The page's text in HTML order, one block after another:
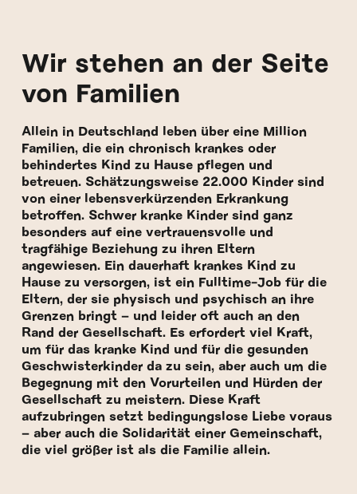
Wir stehen an der Seite
von Familien
Allein in Deutschland leben über eine Million
Familien, die ein chronisch krankes oder
behindertes Kind zu Hause pflegen und
betreuen. Schätzungsweise 22.000 Kinder sind
von einer lebensverkürzenden Erkrankung
betroffen. Schwer kranke Kinder sind ganz
besonders auf eine vertrauensvolle und
tragfähige Beziehung zu ihren Eltern
angewiesen. Ein dauerhaft krankes Kind zu
Hause zu versorgen, ist ein Fulltime-Job für die
Eltern, der sie physisch und psychisch an ihre
Grenzen bringt – und leider oft auch an den
Rand der Gesellschaft. Es erfordert viel Kraft,
um für das kranke Kind und für die gesunden
Geschwisterkinder da zu sein, aber auch um die
Begegnung mit den Vorurteilen und Hürden der
Gesellschaft zu meistern. Diese Kraft
aufzubringen setzt bedingungslose Liebe voraus
– aber auch die Solidarität einer Gemeinschaft,
die viel größer ist als die Familie allein.